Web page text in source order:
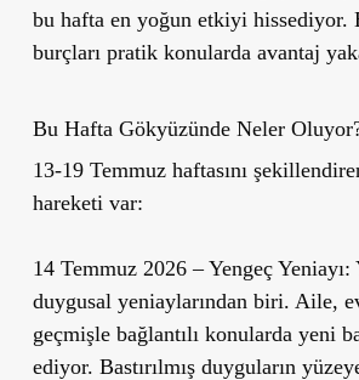
bu hafta en yoğun etkiyi hissediyor.
burçları pratik konularda avantaj
Bu Hafta Gökyüzünde Neler
13-19 Temmuz haftasını
hareketi var:
14 Temmuz 2026 – Yengeç Yeniayı:
duygusal yeniaylarından biri. Aile,
geçmişle bağlantılı konularda yeni
ediyor. Bastırılmış duyguların